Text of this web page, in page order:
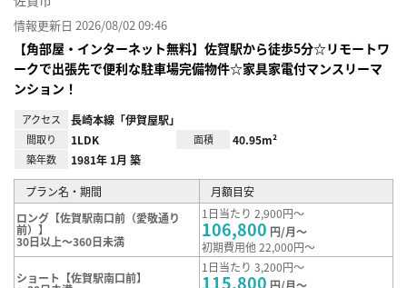
情報更新日 2026/08/02 09:46
【角部屋・インターネット無料】佐賀駅から徒歩5分☆リモートワ
ークで出張先で便利な駐車場完備物件☆家具家電付マンスリーマ
ンション！
アクセス 長崎本線「伊賀屋駅」
間取り 1LDK 面積 40.95m²
築年数 1981年 1月 築
プラン名・期間
月額目安
ロング【佐賀駅南口前（愛敬通り
前）】
30日以上～360日未満
1日当たり 2,900円～
106,800 円/月～
初期費用他 22,000円～
ショート【佐賀駅南口前】
1日当たり 3,200円～
115,800 円/月～